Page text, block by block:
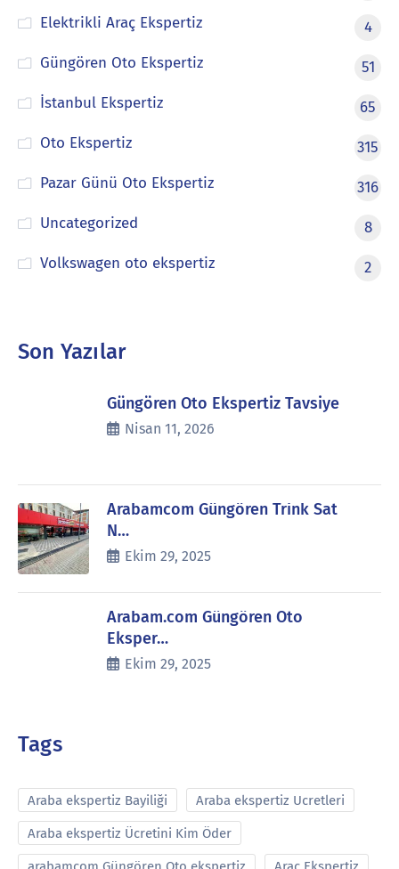
Elektrikli Araç Ekspertiz
4
Güngören Oto Ekspertiz
51
İstanbul Ekspertiz
65
Oto Ekspertiz
315
Pazar Günü Oto Ekspertiz
316
Uncategorized
8
Volkswagen oto ekspertiz
2
Son Yazılar
Güngören Oto Ekspertiz Tavsiye
Nisan 11, 2026
Arabamcom Güngören Trink Sat
N…
Ekim 29, 2025
Arabam.com Güngören Oto
Eksper…
Ekim 29, 2025
Tags
Araba ekspertiz Bayiliği Araba ekspertiz Ucretleri
Araba ekspertiz Ücretini Kim Öder